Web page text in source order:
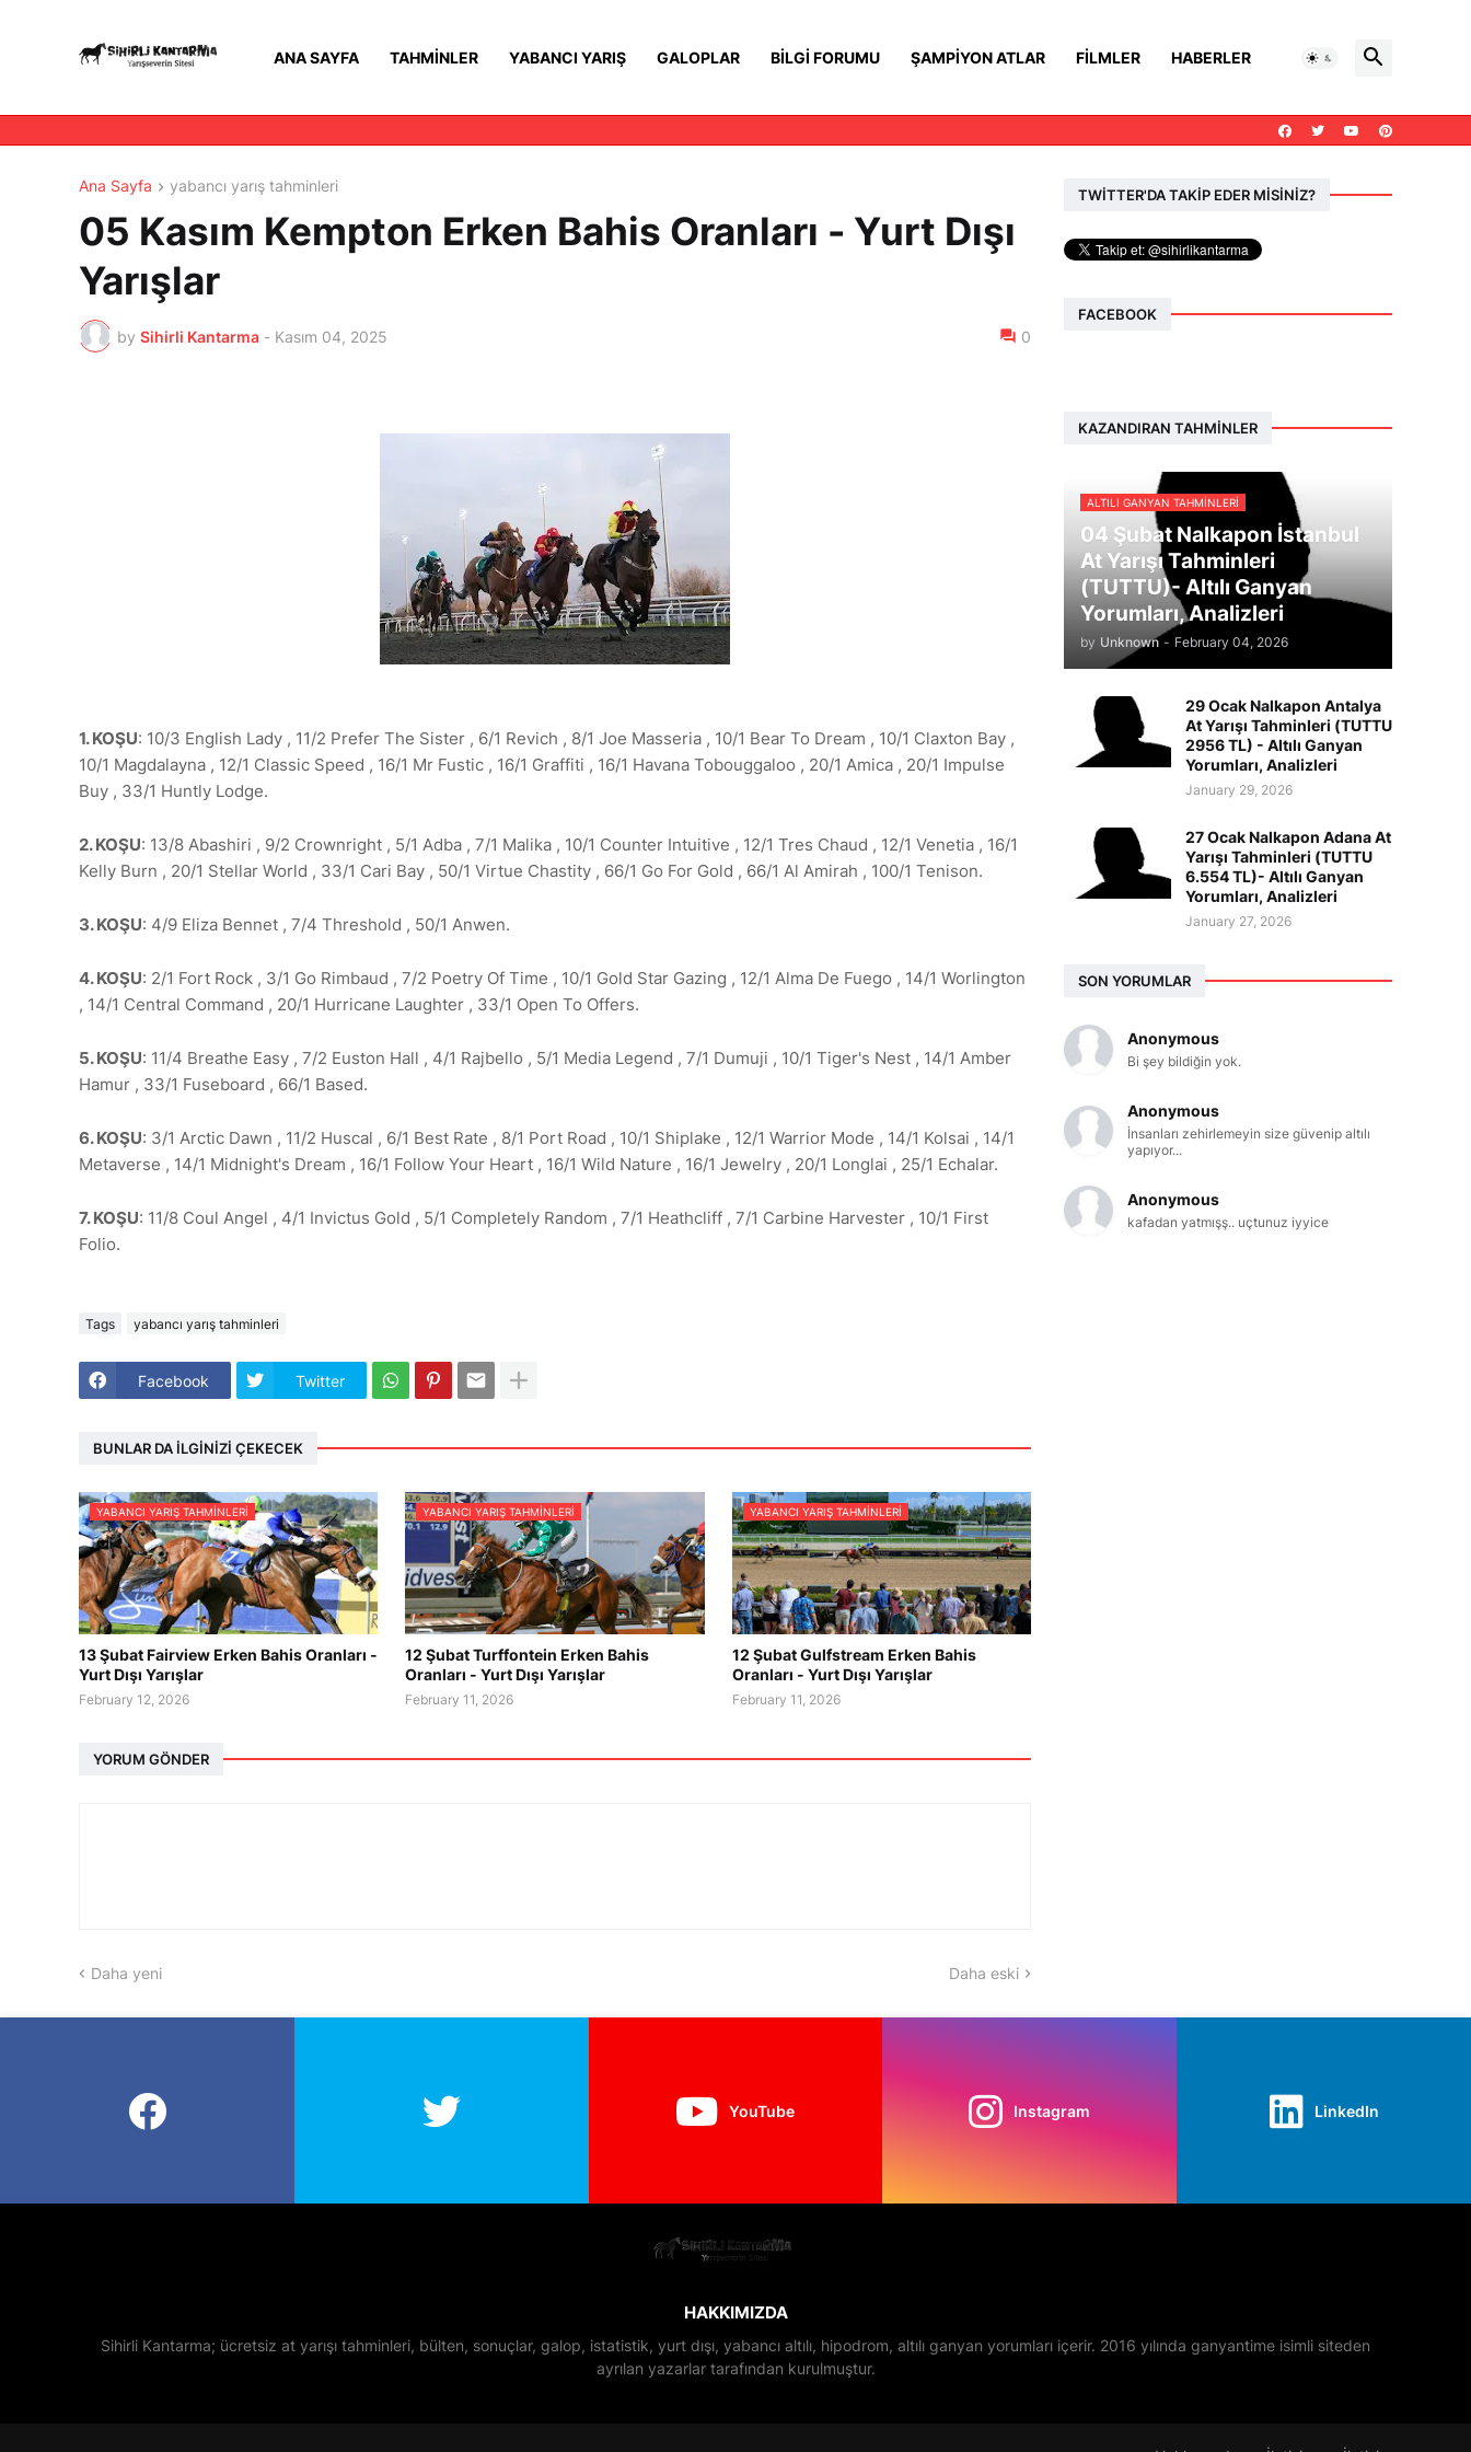
ANA SAYFA TAHMINLER YABANCI YARIŞ GALOPLAR BILGI FORUMU ŞAMPIYON ATLAR FILMLER HABERLER
Ana Sayfa yabancı yarış tahminleri
05 Kasım Kempton Erken Bahis Oranları - Yurt Dışı
Yarışlar
by Sihirli Kantarma - Kasım 04, 2025 0
1. KOŞU: 10/3 English Lady , 11/2 Prefer The Sister , 6/1 Revich , 8/1 Joe Masseria , 10/1 Bear To Dream , 10/1 Claxton Bay ,
10/1 Magdalayna , 12/1 Classic Speed , 16/1 Mr Fustic , 16/1 Graffiti , 16/1 Havana Tobouggaloo , 20/1 Amica , 20/1 Impulse
Buy , 33/1 Huntly Lodge.
2. KOŞU: 13/8 Abashiri , 9/2 Crownright , 5/1 Adba , 7/1 Malika , 10/1 Counter Intuitive , 12/1 Tres Chaud , 12/1 Venetia , 16/1
Kelly Burn , 20/1 Stellar World , 33/1 Cari Bay , 50/1 Virtue Chastity , 66/1 Go For Gold , 66/1 Al Amirah , 100/1 Tenison.
3. KOŞU: 4/9 Eliza Bennet , 7/4 Threshold , 50/1 Anwen.
4. KOŞU: 2/1 Fort Rock , 3/1 Go Rimbaud , 7/2 Poetry Of Time , 10/1 Gold Star Gazing , 12/1 Alma De Fuego , 14/1 Worlington
, 14/1 Central Command , 20/1 Hurricane Laughter , 33/1 Open To Offers.
5. KOŞU: 11/4 Breathe Easy , 7/2 Euston Hall , 4/1 Rajbello , 5/1 Media Legend , 7/1 Dumuji , 10/1 Tiger's Nest , 14/1 Amber
Hamur , 33/1 Fuseboard , 66/1 Based.
6. KOŞU: 3/1 Arctic Dawn , 11/2 Huscal , 6/1 Best Rate , 8/1 Port Road , 10/1 Shiplake , 12/1 Warrior Mode , 14/1 Kolsai , 14/1
Metaverse , 14/1 Midnight's Dream , 16/1 Follow Your Heart , 16/1 Wild Nature , 16/1 Jewelry , 20/1 Longlai , 25/1 Echalar.
7. KOŞU: 11/8 Coul Angel , 4/1 Invictus Gold , 5/1 Completely Random , 7/1 Heathcliff , 7/1 Carbine Harvester , 10/1 First
Folio.
Tags yabancı yarış tahminleri
Facebook Twitter
BUNLAR DA İLGINIZI ÇEKECEK
YABANCI YARIŞ TAHMINLERI
13 Şubat Fairview Erken Bahis Oranları -
Yurt Dışı Yarışlar
February 12, 2026
YABANCI YARIŞ TAHMINLERI
12 Şubat Turffontein Erken Bahis
Oranları - Yurt Dışı Yarışlar
February 11, 2026
YABANCI YARIŞ TAHMINLERI
12 Şubat Gulfstream Erken Bahis
Oranları - Yurt Dışı Yarışlar
February 11, 2026
YORUM GÖNDER
Daha yeni Daha eski
TWİTTER'DA TAKİP EDER MİSİNİZ?
FACEBOOK
KAZANDIRAN TAHMINLER
ALTILI GANYAN TAHMINLERI
04 Şubat Nalkapon İstanbul
At Yarışı Tahminleri
(TUTTU)- Altılı Ganyan
Yorumları, Analizleri
by Unknown - February 04, 2026
29 Ocak Nalkapon Antalya
At Yarışı Tahminleri (TUTTU
2956 TL) - Altılı Ganyan
Yorumları, Analizleri
January 29, 2026
27 Ocak Nalkapon Adana At
Yarışı Tahminleri (TUTTU
6.554 TL)- Altılı Ganyan
Yorumları, Analizleri
January 27, 2026
SON YORUMLAR
Anonymous
Bi şey bildiğin yok.
Anonymous
İnsanları zehirlemeyin size güvenip altılı
yapıyor...
Anonymous
kafadan yatmışş.. uçtunuz iyyice
YouTube Instagram LinkedIn
HAKKIMIZDA
Sihirli Kantarma; ücretsiz at yarışı tahminleri, bülten, sonuçlar, galop, istatistik, yurt dışı, yabancı altılı, hipodrom, altılı ganyan yorumları içerir. 2016 yılında ganyantime isimli siteden
ayrılan yazarlar tarafından kurulmuştur.